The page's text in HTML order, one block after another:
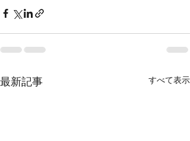
最新記事 すべて表示